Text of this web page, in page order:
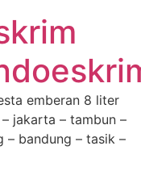
emberan 8 liter
jakarta – tambun –
– bandung – tasik –